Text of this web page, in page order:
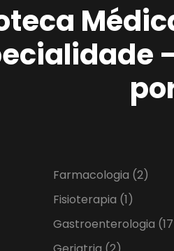
Farmacologia (2)
Fisioterapia (1)
Gastroenterologia